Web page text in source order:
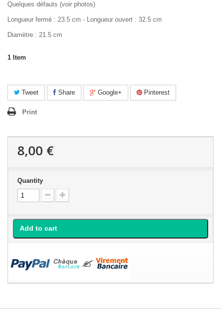
Quelques défauts (voir photos)
Longueur fermé : 23.5 cm - Longueur ouvert : 32.5 cm
Diamètre : 21.5 cm
1 Item
Tweet Share Google+ Pinterest
Print
8,00 €
Quantity
Add to cart